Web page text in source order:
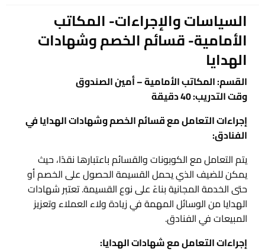
السياسات والإجراءات- المكاتب
الأمامية- قسائم الخصم وشهادات
الهدايا
القسم: المكاتب الأمامية – أمين الصندوق
وقت التدريب: 40 دقيقة
إجراءات التعامل مع قسائم الخصم وشهادات الهدايا في
الفنادق:
يتم التعامل مع الكوبونات والقسائم باعتبارها نقدًا، حيث
يمكن للضيف الذي يحمل القسيمة الحصول على الخصم أو
حتى الخدمة المجانية بناءً على نوع القسيمة. تعتبر شهادات
الهدايا من الوسائل المهمة في زيادة ولاء العملاء وتعزيز
المبيعات في الفنادق.
إجراءات التعامل مع شهادات الهدايا: